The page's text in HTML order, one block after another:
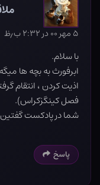
۵ مهر ۰۰ در ۲:۳۲ ب٫ظ
با سلام.
ابرفورث به بچه ها
اذیت کردن ، انتقام
فصل کینگزکراس).
شما در پادکست
پاسخ